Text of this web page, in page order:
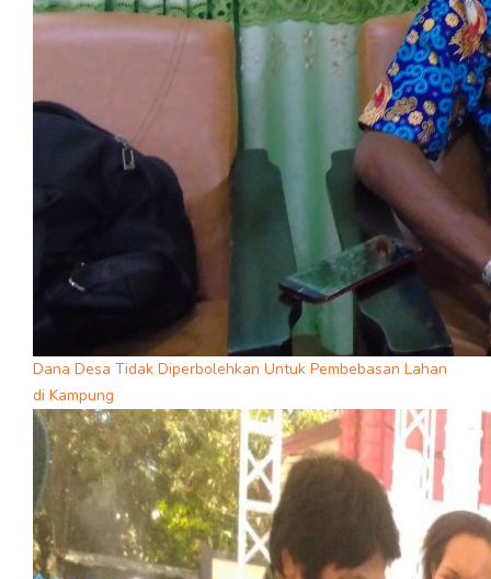
Dana Desa Tidak Diperbolehkan Untuk Pembebasan Lahan
di Kampung